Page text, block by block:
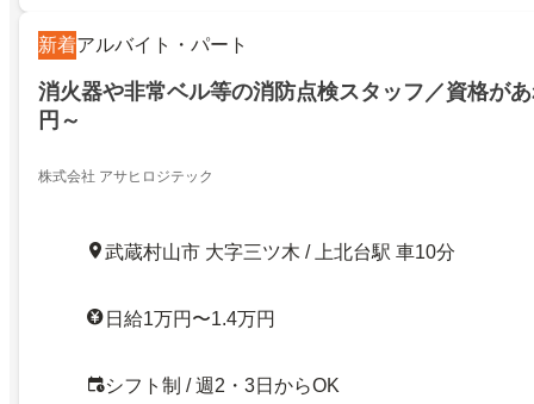
新着アルバイト・パート
消火器や非常ベル等の消防点検スタッフ／資格が
円～
株式会社 アサヒロジテック
武蔵村山市 大字三ツ木 / 上北台駅 車10分
日給1万円〜1.4万円
シフト制 / 週2・3日からOK